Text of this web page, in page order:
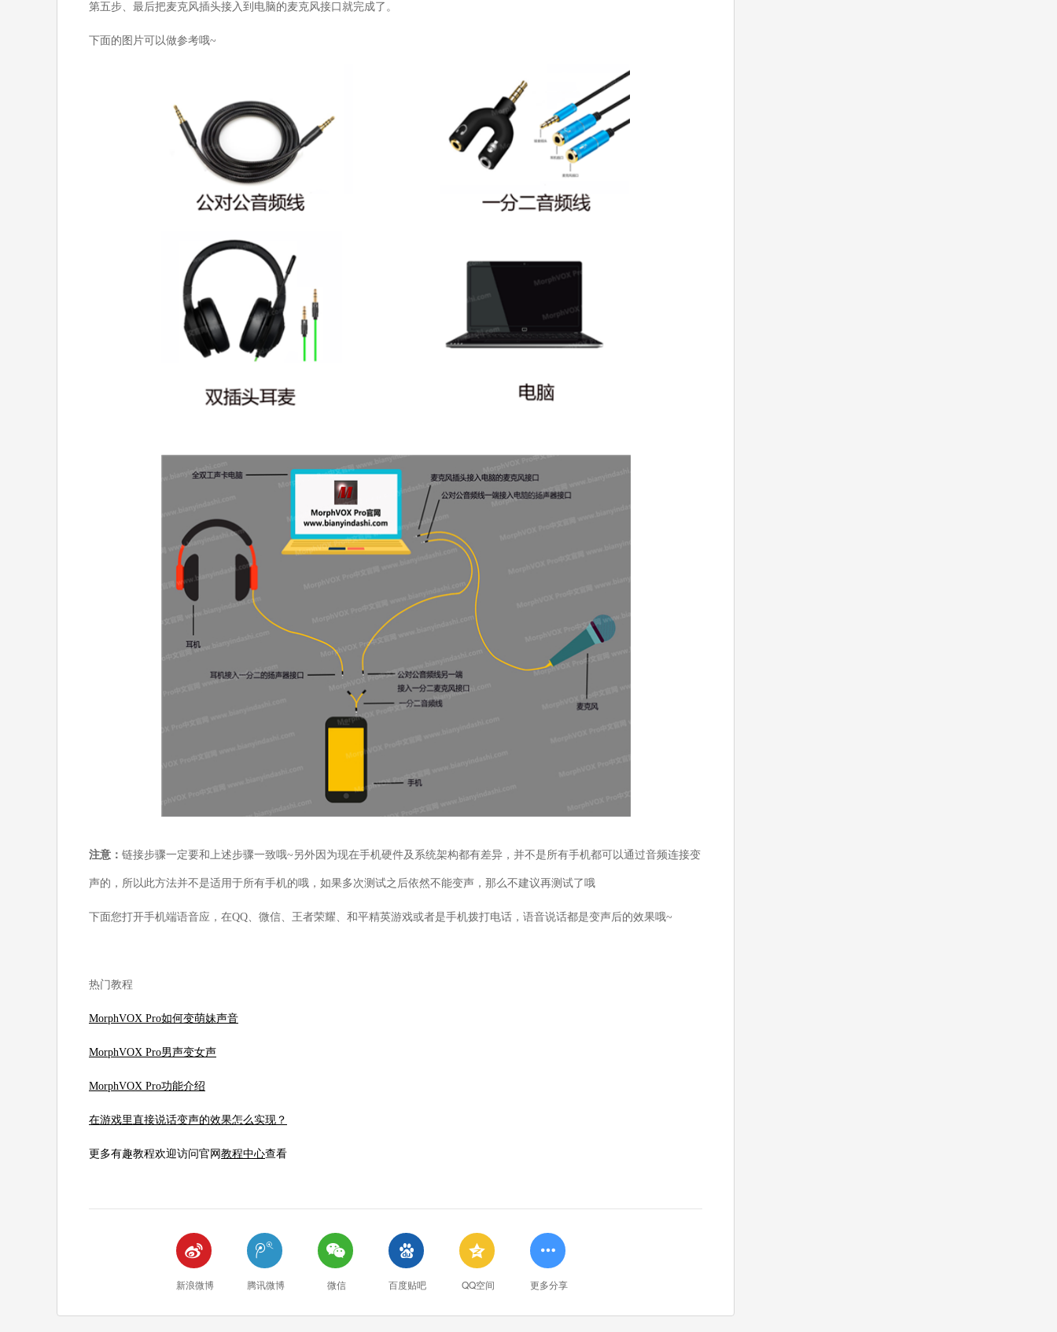
第五步、最后把麦克风插头接入到电脑的麦克风接口就完成了。
下面的图片可以做参考哦~
注意： 链接步骤一定要和上述步骤一致哦~另外因为现在手机硬件及系统架构都有差异，并不是所有手机都可以通过音频连接变
声的，所以此方法并不是适用于所有手机的哦，如果多次测试之后依然不能变声，那么不建议再测试了哦
下面您打开手机端语音应，在QQ、微信、王者荣耀、和平精英游戏或者是手机拨打电话，语音说话都是变声后的效果哦~
热门教程
MorphVOX Pro如何变萌妹声音
MorphVOX Pro男声变女声
MorphVOX Pro功能介绍
在游戏里直接说话变声的效果怎么实现？
更多有趣教程欢迎访问官网 教程中心查看

新浪微博

腾讯微博

微信

百度贴吧

QQ空间

更多分享